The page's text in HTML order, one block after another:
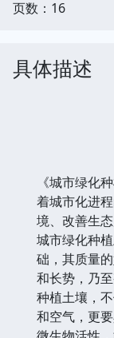
页数：16
具体描述
《城市绿化
着城市化进
境、改善生
城市绿化种
础，其质量
和长势，乃
种植土壤，
和空气，更